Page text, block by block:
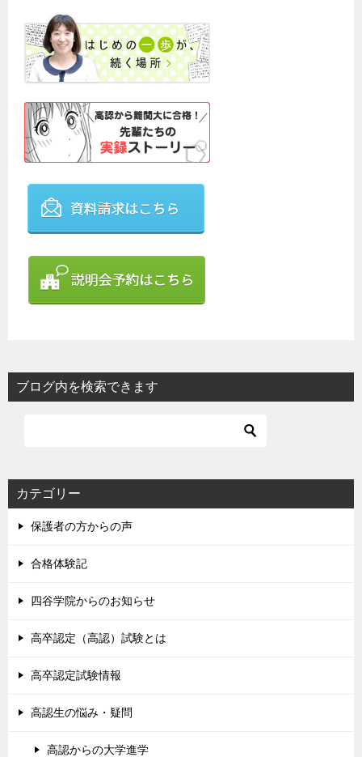
ブログ内を検索できます
カテゴリー
保護者の方からの声
合格体験記
四谷学院からのお知らせ
高卒認定（高認）試験とは
高卒認定試験情報
高認生の悩み・疑問
高認からの大学進学